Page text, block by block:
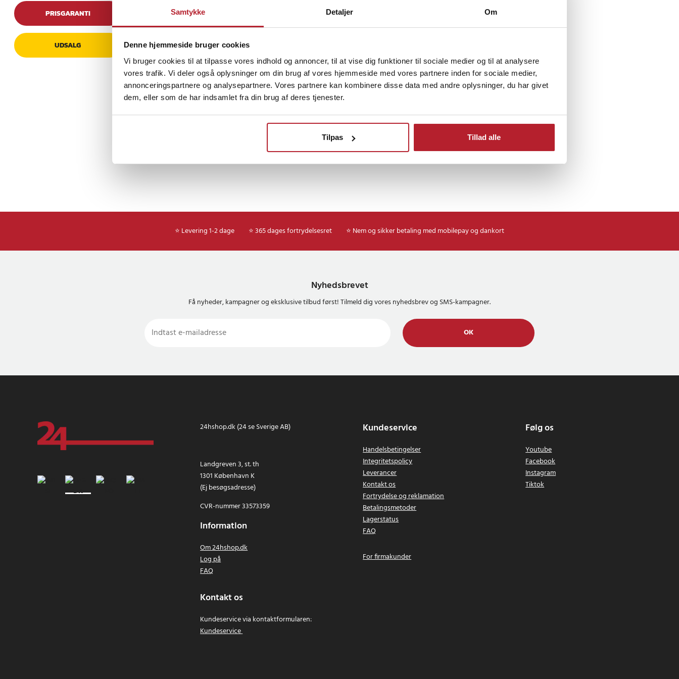
Samtykke Detaljer Om
Denne hjemmeside bruger cookies
Vi bruger cookies til at tilpasse vores indhold og annoncer, til at vise dig funktioner til sociale medier og til at analysere
vores trafik. Vi deler også oplysninger om din brug af vores hjemmeside med vores partnere inden for sociale medier,
annonceringspartnere og analysepartnere. Vores partnere kan kombinere disse data med andre oplysninger, du har givet
dem, eller som de har indsamlet fra din brug af deres tjenester.
Tilpas Tillad alle
PRISGARANTI
UDSALG
vibrationer og evne til at opretholde
opladningskapaciteten over et bredt
temperaturområde sikrer driftssikkerhed under en
række forskellige forhold.
Holdbarhed og pålidelighed
Det vibrationsresistente design og evnen til at
fungere i en lang række temperaturer gør dette
batteri til en pålidelig strømkilde til alle dine behov.
- Spænding: 12V
Finde gode tilbud
Øvrige Værktøjsbatterier Udsalg Hjem og fritid Udsalg El-produkter
⭐ Levering 1-2 dage ⭐ 365 dages fortrydelsesret ⭐ Nem og sikker betaling med mobilepay og dankort
Nyhedsbrevet
Få nyheder, kampagner og eksklusive tilbud først! Tilmeld dig vores nyhedsbrev og SMS-kampagner.
OK
24hshop.dk (24 se Sverige AB)
Landgreven 3, st. th
1301 København K
(Ej besøgsadresse)
CVR-nummer 33573359
Information
Om 24hshop.dk
Log på
FAQ
Kontakt os
Kundeservice via kontaktformularen:
Kundeservice
Kundeservice
Handelsbetingelser
Integritetspolicy
Leverancer
Kontakt os
Fortrydelse og reklamation
Betalingsmetoder
Lagerstatus
FAQ
For firmakunder
Følg os
Youtube
Facebook
Instagram
Tiktok